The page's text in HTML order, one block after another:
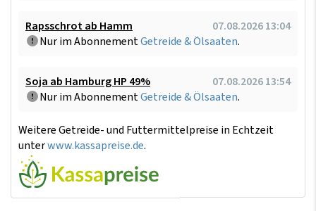
Rapsschrot ab Hamm
07.08.2026 13:04
Nur im AbonnementGetreide & Ölsaaten.
Soja ab Hamburg HP 49%
07.08.2026 13:54
Nur im AbonnementGetreide & Ölsaaten.
Weitere Getreide- und Futtermittelpreise in Echtzeit
unterwww.kassapreise.de.